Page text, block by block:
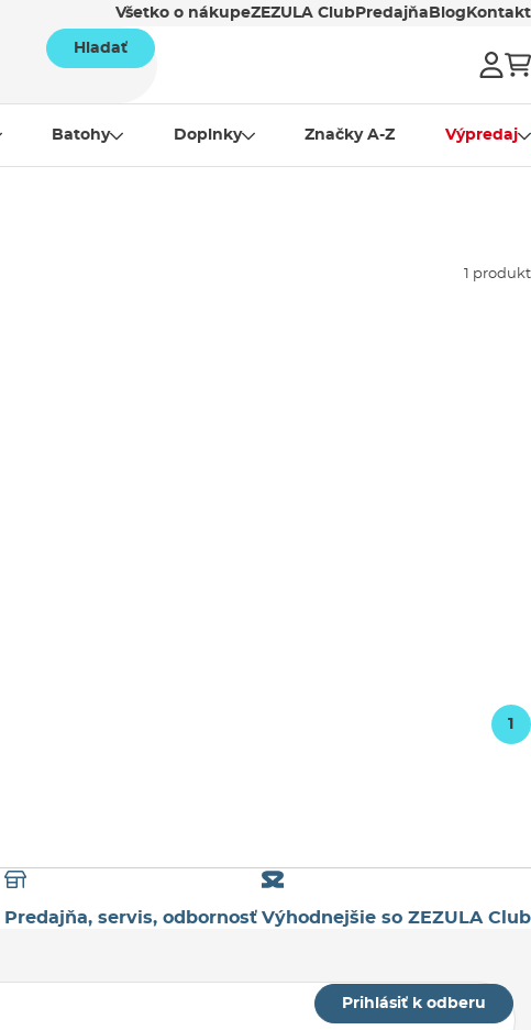
Všetko o nákupeZEZULA Club Predajňa Blog Kontakt
Hladať
Batohy Doplnky Značky A-Z Výpredaj
1 produkt
1
Predajňa, servis, odbornosť Výhodnejšie so ZEZULA Club
Prihlásiť k odberu